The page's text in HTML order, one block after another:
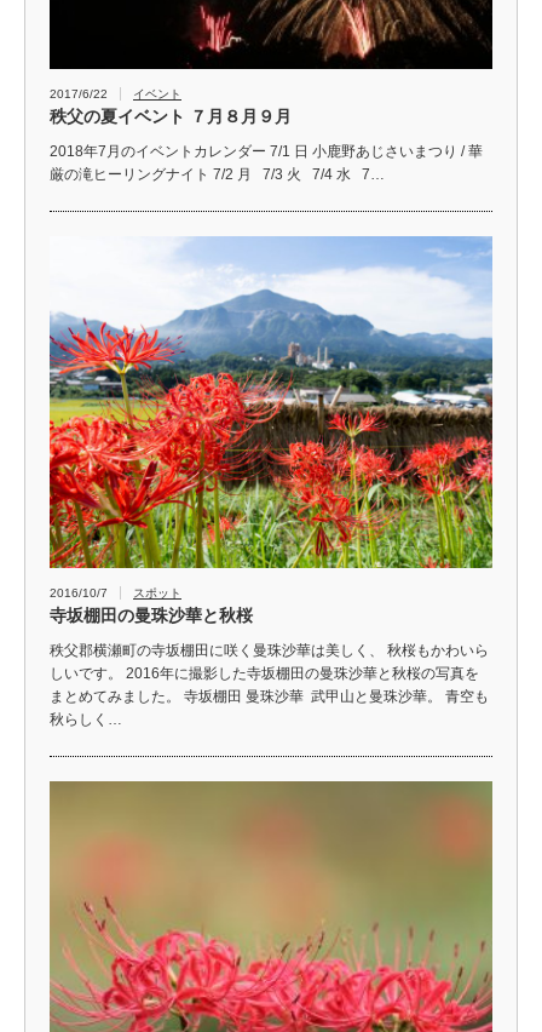
2017/6/22 イベント
秩父の夏イベント ７月８月９月
2018年7月のイベントカレンダー 7/1 日 小鹿野あじさいまつり / 華
厳の滝ヒーリングナイト 7/2 月 7/3 火 7/4 水 7…
2016/10/7 スポット
寺坂棚田の曼珠沙華と秋桜
秩父郡横瀬町の寺坂棚田に咲く曼珠沙華は美しく、 秋桜もかわいら
しいです。 2016年に撮影した寺坂棚田の曼珠沙華と秋桜の写真を
まとめてみました。 寺坂棚田 曼珠沙華 武甲山と曼珠沙華。 青空も
秋らしく…